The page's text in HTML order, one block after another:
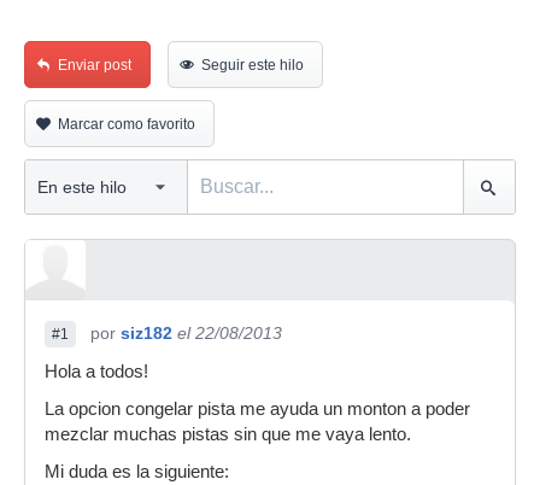
Enviar post Seguir este hilo
Marcar como favorito
#1 por siz182 el 22/08/2013
Hola a todos!
La opcion congelar pista me ayuda un monton a poder
mezclar muchas pistas sin que me vaya lento.
Mi duda es la siguiente: